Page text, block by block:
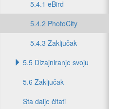
5.4.1 eBird
5.4.2 PhotoCity
5.4.3 Zaključak
5.5 Dizajniranje svoju
5.6 Zaključak
Šta dalje čitati